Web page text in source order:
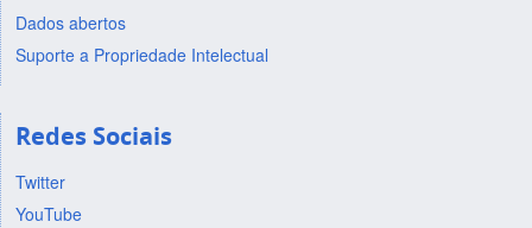
Dados abertos
Suporte a Propriedade Intelectual
Redes Sociais
Twitter
YouTube